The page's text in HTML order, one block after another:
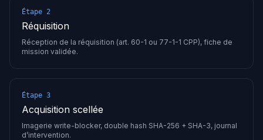
Étape 2
Réquisition
Réception de la réquisition (art. 60-1 ou 77-1-1 CPP), fiche de
mission validée.
Étape 3
Acquisition scellée
Imagerie write-blocker, double hash SHA-256 + SHA-3, journal
d’intervention.